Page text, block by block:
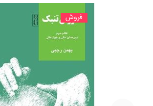
فروش